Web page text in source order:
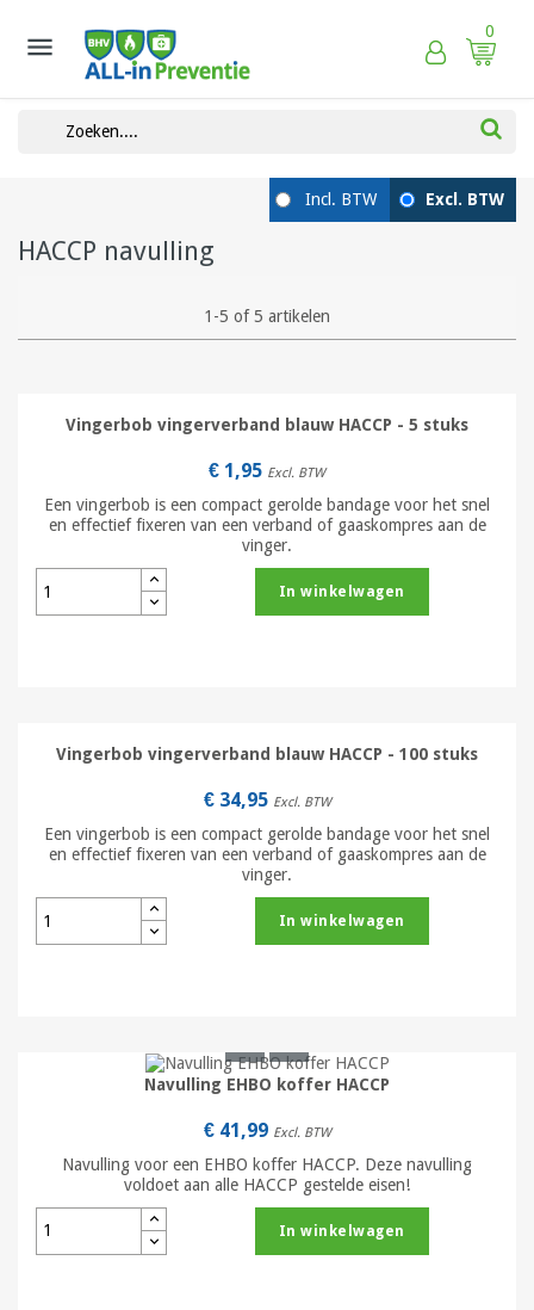
 0
HACCP navulling
1-5 of 5 artikelen
Vingerbob vingerverband blauw HACCP - 5 stuks
€ 1,95 Excl. BTW
Een vingerbob is een compact gerolde bandage voor het snel
en effectief fixeren van een verband of gaaskompres aan de
vinger.
In winkelwagen
Vingerbob vingerverband blauw HACCP - 100 stuks
€ 34,95 Excl. BTW
Een vingerbob is een compact gerolde bandage voor het snel
en effectief fixeren van een verband of gaaskompres aan de
vinger.
In winkelwagen
Navulling EHBO koffer HACCP
€ 41,99 Excl. BTW
Navulling voor een EHBO koffer HACCP. Deze navulling
voldoet aan alle HACCP gestelde eisen!
In winkelwagen